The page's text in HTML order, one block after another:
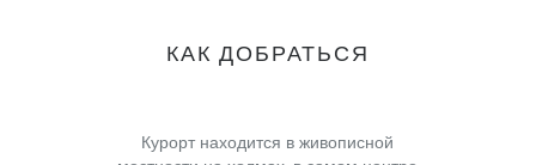
КАК ДОБРАТЬСЯ
Курорт находится в живописной